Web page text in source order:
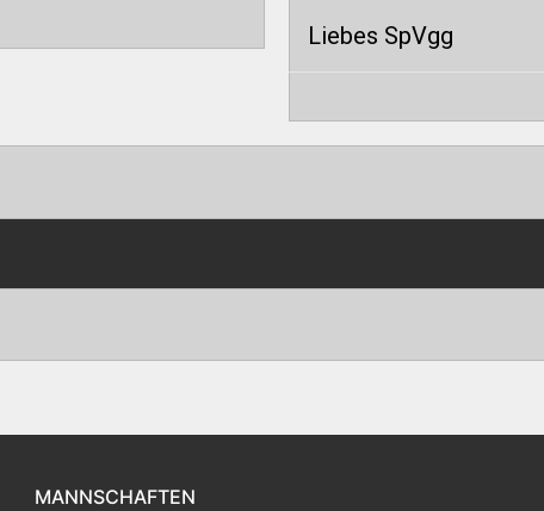
Liebes SpVgg
MANNSCHAFTEN